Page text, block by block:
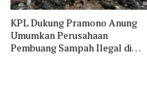
KPL Dukung Pramono Anung
Umumkan Perusahaan
Pembuang Sampah Ilegal di